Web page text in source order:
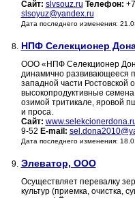
Сайт: slvsouz.ru Телефон:
slsoyuz@yandex.ru
Дата последнего изменения:
8. НПФ Селекционер
ООО «НПФ Селекционер
динамично развивающееся
западной части Ростовской
высокопродуктивные
озимой тритикале, яровой
и проса.
Сайт:
9-52 E-mail:
Дата последнего изменения:
9. Элеватор, ООО
Осуществляет перевалку
культур (приемка, очистка,